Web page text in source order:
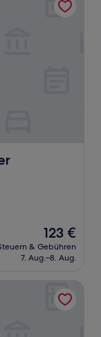
Der
Preis
beträgt
123 €
& Gebühren
7. Aug.–8. Aug.